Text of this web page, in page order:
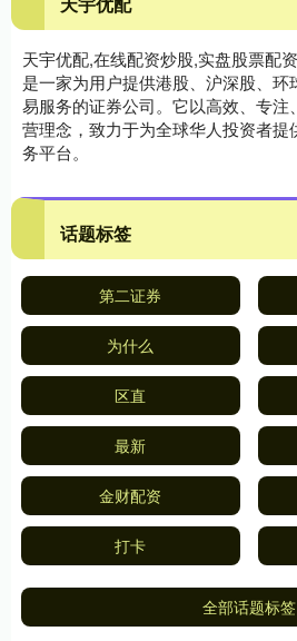
天宇优配,在线配资炒股,实盘股票配
是一家为用户提供港股、沪深股、
易服务的证券公司。它以高效、专
营理念，致力于为全球华人投资者提
务平台。
话题标签
第二证券
为什么
区直
最新
金财配资
打卡
全部话题标签